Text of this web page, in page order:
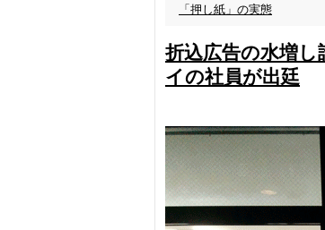
「押し紙」の実態
折込広告の水増
イの社員が出廷